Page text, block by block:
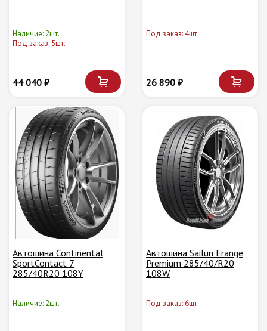
Наличие: 2шт.
Под заказ: 5шт.
44 040 ₽
Под заказ: 4шт.
26 890 ₽
Автошина Continental
SportContact 7
285/40R20 108Y
Наличие: 2шт.
Автошина Sailun Erange
Premium 285/40/R20
108W
Под заказ: 6шт.